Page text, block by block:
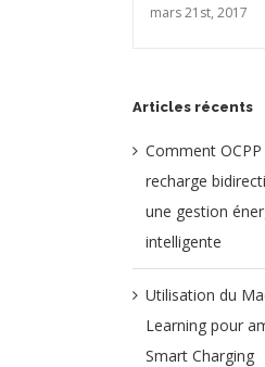
mars 21st, 2017
Articles récents
Comment
recharge
une gestion
intelligente
Utilisation du
Learning pour
Smart Charging